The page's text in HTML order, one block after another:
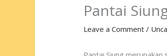
Pantai
Leave a Comment /